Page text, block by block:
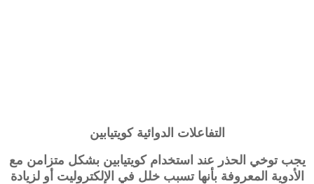
التفاعلات الدوائيةكويتيابين
يجب توخي الحذر عند استخدامكويتيابين بشكل متزامن مع
الأدوية المعروفة بأنها تسبب خلل في الإلكتروليت أو لزيادة